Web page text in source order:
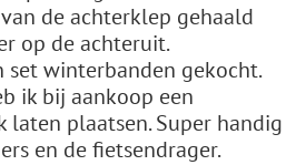
de achterklep gehaald
op de achteruit.
set winterbanden gekocht.
ik bij aankoop een
laten plaatsen. Super handig
en de fietsendrager.